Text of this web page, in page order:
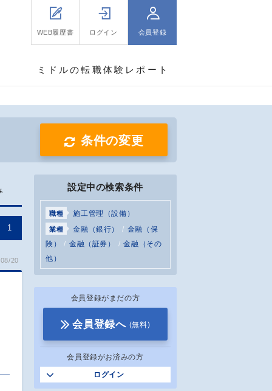
WEB履歴書 ログイン 会員登録
ミドルの転職体験レポート
条件の変更
1
20
設定中の検索条件
職種 施工管理（設備）
業種 金融（銀行）
金融（保
険）
金融（証券）
金融（その
他）
会員登録がまだの方
会員登録へ (無料)
会員登録がお済みの方
ログイン